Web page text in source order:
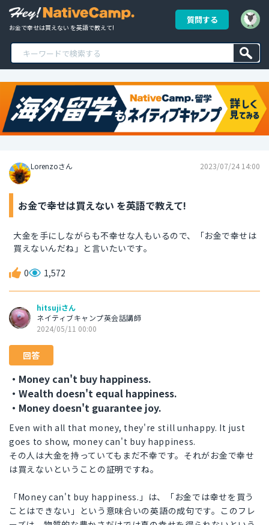
お金で幸せは買えない を英語で教えて!
質問する
Lorenzoさん 2023/07/24 14:00
お金で幸せは買えない を英語で教えて!
大金を手にしながらも不幸せな人もいるので、「お金で幸せは
買えないんだね」と言いたいです。
0 1,572
hitsujiさん
ネイティブキャンプ英会話講師
2024/05/11 00:00
回答
・Money can't buy happiness.
・Wealth doesn't equal happiness.
・Money doesn't guarantee joy.
Even with all that money, they're still unhappy. It just
goes to show, money can't buy happiness.
その人は大金を持っていてもまだ不幸です。それがお金で幸せ
は買えないということの証明ですね。
「Money can't buy happiness.」は、「お金では幸せを買う
ことはできない」という意味合いの英語の成句です。このフレ